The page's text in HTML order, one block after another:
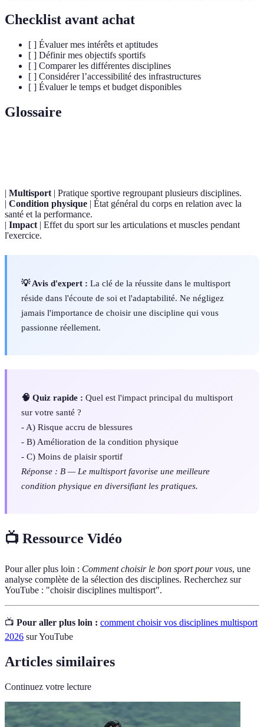
Checklist avant achat
[ ] Évaluer mes intérêts et aptitudes
[ ] Définir mes objectifs sportifs
[ ] Comparer les différentes disciplines
[ ] Considérer l’accessibilité des infrastructures
[ ] Évaluer le temps et budget disponibles
Glossaire
| Multisport | Pratique sportive regroupant plusieurs disciplines.
| Condition physique | État général du corps en relation avec la
santé et la performance.
| Impact | Effet du sport sur les articulations et muscles pendant
l'exercice.
💡 Avis d'expert : La clé de la réussite dans le multisport
réside dans l'écoute de soi et l'adaptabilité. Ne négligez
jamais l'importance de choisir une discipline qui vous
passionne réellement.
🧠 Quiz rapide : Quel est l'impact principal du multisport
sur votre santé ?
- A) Risque accru de blessures
- B) Amélioration de la condition physique
- C) Moins de plaisir sportif
Réponse : B — Le multisport favorise une meilleure
condition physique en diversifiant les pratiques.
📺 Ressource Vidéo
Pour aller plus loin : Comment choisir le bon sport pour vous, une
analyse complète de la sélection des disciplines. Recherchez sur
YouTube : "choisir disciplines multisport".
📺 Pour aller plus loin : comment choisir vos disciplines multisport
2026 sur YouTube
Articles similaires
Continuez votre lecture